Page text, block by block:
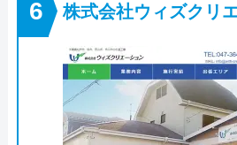
株式会社ウィズクリ